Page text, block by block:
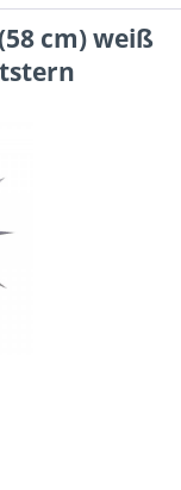
cm) weiß